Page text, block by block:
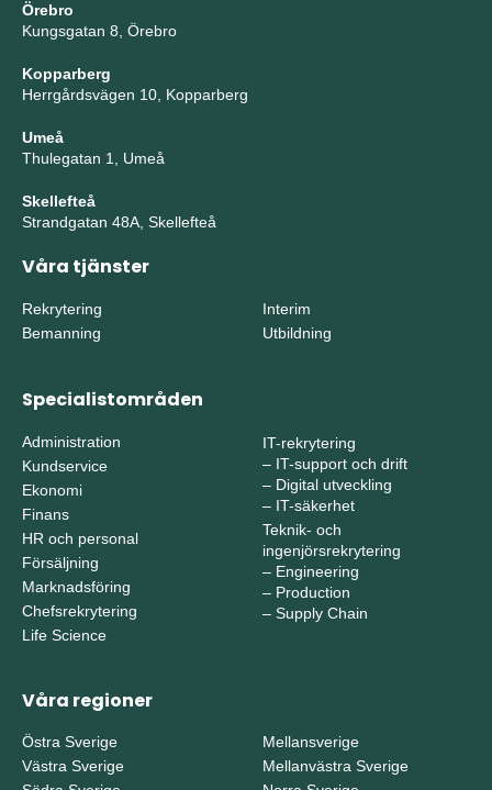
Örebro
Kungsgatan 8, Örebro
Kopparberg
Herrgårdsvägen 10, Kopparberg
Umeå
Thulegatan 1, Umeå
Skellefteå
Strandgatan 48A, Skellefteå
Våra tjänster
Rekrytering
Bemanning
Interim
Utbildning
Specialistområden
Administration
Kundservice
Ekonomi
Finans
HR och personal
Försäljning
Marknadsföring
Chefsrekrytering
Life Science
IT-rekrytering
– IT-support och drift
– Digital utveckling
– IT-säkerhet
Teknik- och
ingenjörsrekrytering
– Engineering
– Production
– Supply Chain
Våra regioner
Östra Sverige
Västra Sverige
Mellansverige
Mellanvästra Sverige